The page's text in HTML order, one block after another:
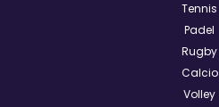
Tennis
Padel
Rugby
Calcio
Volley